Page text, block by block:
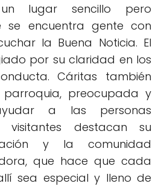
lugar sencillo pero
se encuentra gente con
la Buena Noticia. El
por su claridad en los
Cáritas también
preocupada y
a las personas
visitantes destacan su
y la comunidad
que hace que cada
sea especial y lleno de